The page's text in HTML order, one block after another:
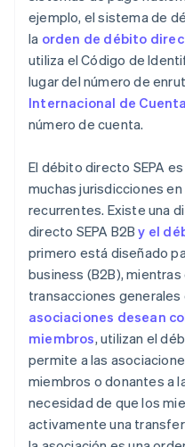
ejemplo, el sistema de
la orden de débito
utiliza el Código de
lugar del número de
Internacional de
número de cuenta.
El débito directo SEPA
muchas jurisdicciones
recurrentes. Existe una
directo SEPA B2By el
primero está diseñado
business (B2B),
transacciones generales
asociaciones desean
miembros, utilizan el
permite a las
miembros o donantes a
necesidad de que los
activamente una